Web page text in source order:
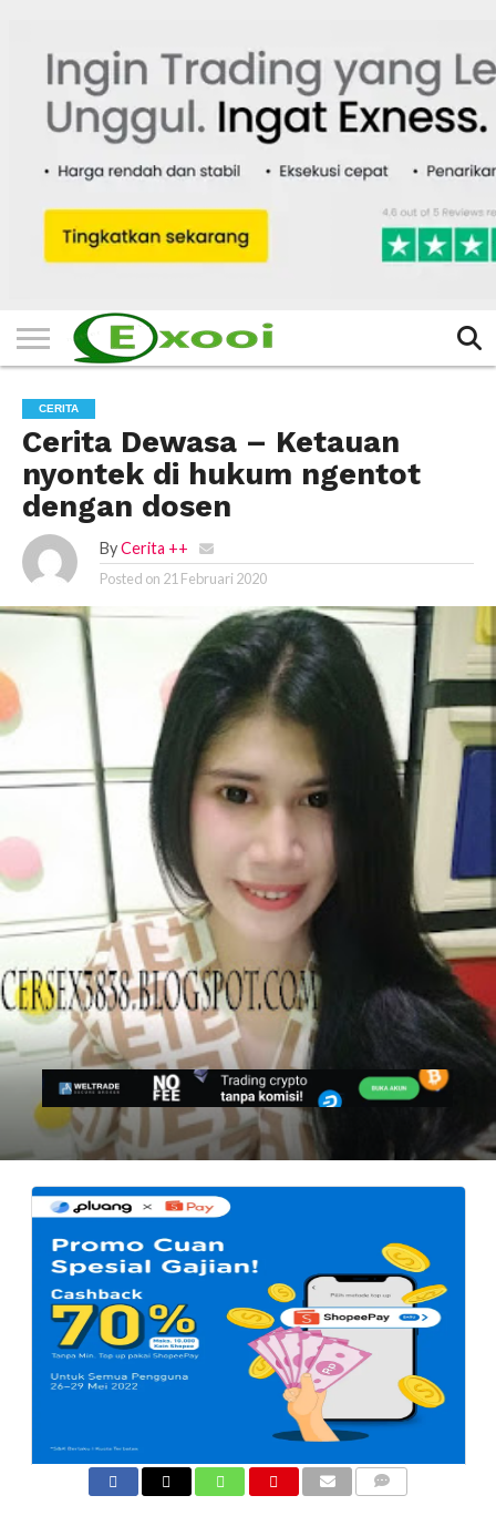
HOME
FILTER
BERITA
BIODATA
CERITA
CERPEN
EKSKLUSIF
FOTO
VIDEO
MORE
CERITA
Cerita Dewasa – Ketauan
nyontek di hukum ngentot
dengan dosen
By Cerita ++
Posted on 21 Februari 2020